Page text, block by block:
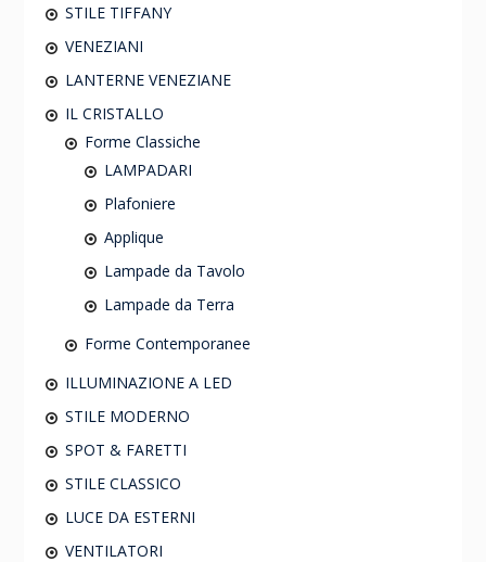
STILE TIFFANY
VENEZIANI
LANTERNE VENEZIANE
IL CRISTALLO
Forme Classiche
LAMPADARI
Plafoniere
Applique
Lampade da Tavolo
Lampade da Terra
Forme Contemporanee
ILLUMINAZIONE A LED
STILE MODERNO
SPOT & FARETTI
STILE CLASSICO
LUCE DA ESTERNI
VENTILATORI